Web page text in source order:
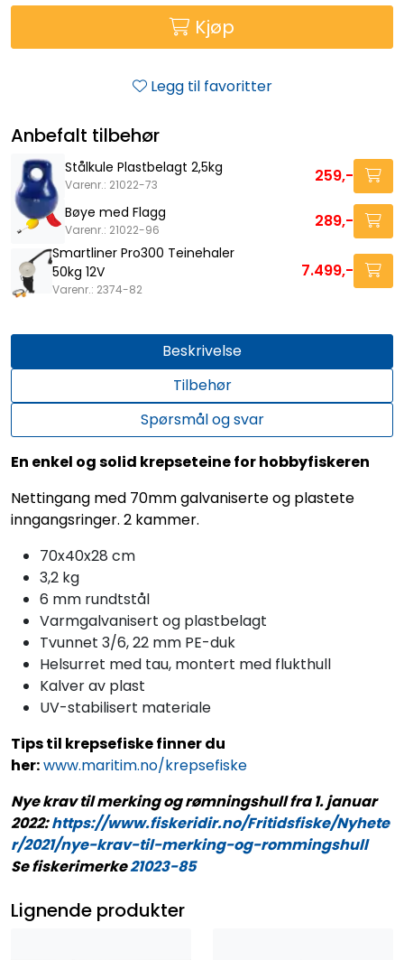
Kjøp
Legg til favoritter
Beskrivelse
Tilbehør
Spørsmål og svar
En enkel og solid krepseteine for hobbyfiskeren
Nettingang med 70mm galvaniserte og plastete
inngangsringer. 2 kammer.
70x40x28 cm
3,2 kg
6 mm rundtstål
Varmgalvanisert og plastbelagt
Tvunnet 3/6, 22 mm PE-duk
Helsurret med tau, montert med flukthull
Kalver av plast
UV-stabilisert materiale
Tips til krepsefiske finner du
her:www.maritim.no/krepsefiske
Nye krav til merking og rømningshull fra 1. januar
2022:https://www.fiskeridir.no/Fritidsfiske/Nyhete
r/2021/nye-krav-til-merking-og-rommingshull
Se fiskerimerke21023-85
Anbefalt tilbehør
Stålkule Plastbelagt 2,5kg
Varenr.: 21022-73 259,-
Bøye med Flagg
Varenr.: 21022-96 289,-
Smartliner Pro300 Teinehaler
50kg 12V
Varenr.: 2374-82
7.499,-
Lignende produkter